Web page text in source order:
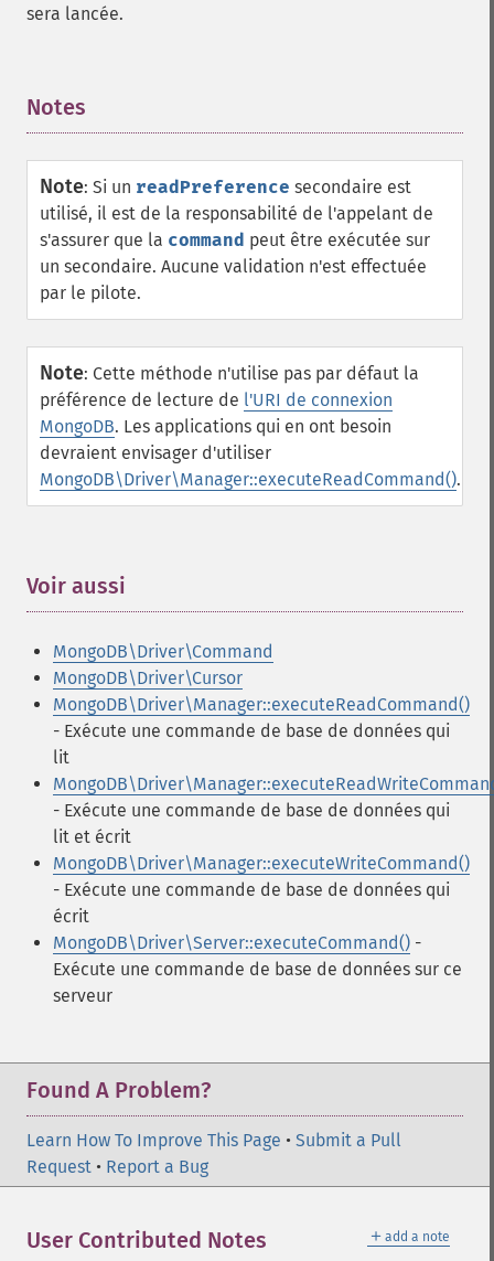
sera lancée.
Notes
Note: Si un readPreference secondaire est
utilisé, il est de la responsabilité de l'appelant de
s'assurer que la command peut être exécutée sur
un secondaire. Aucune validation n'est effectuée
par le pilote.
Note: Cette méthode n'utilise pas par défaut la
préférence de lecture de l'URI de connexion
MongoDB. Les applications qui en ont besoin
devraient envisager d'utiliser
MongoDB\Driver\Manager::executeReadCommand().
Voir aussi
MongoDB\Driver\Command
MongoDB\Driver\Cursor
MongoDB\Driver\Manager::executeReadCommand()
- Exécute une commande de base de données qui
lit
- Exécute une commande de base de données qui
lit et écrit
MongoDB\Driver\Manager::executeWriteCommand()
- Exécute une commande de base de données qui
écrit
MongoDB\Driver\Server::executeCommand() -
Exécute une commande de base de données sur ce
serveur
Found A Problem?
Learn How To Improve This Page • Submit a Pull
Request • Report a Bug
＋ add a note
User Contributed Notes